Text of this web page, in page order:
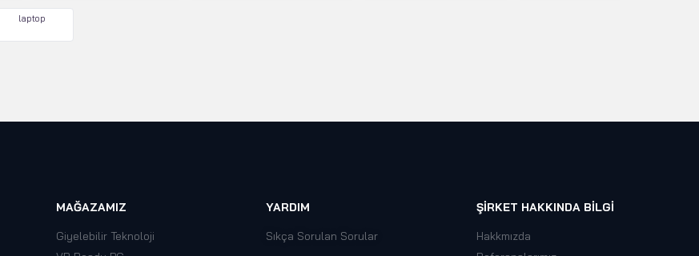
laptop
MAĞAZAMIZ
Giyelebilir Teknoloji
YARDIM
Sıkça Sorulan Sorular
ŞIRKET HAKKINDA BILGI
Hakkmızda